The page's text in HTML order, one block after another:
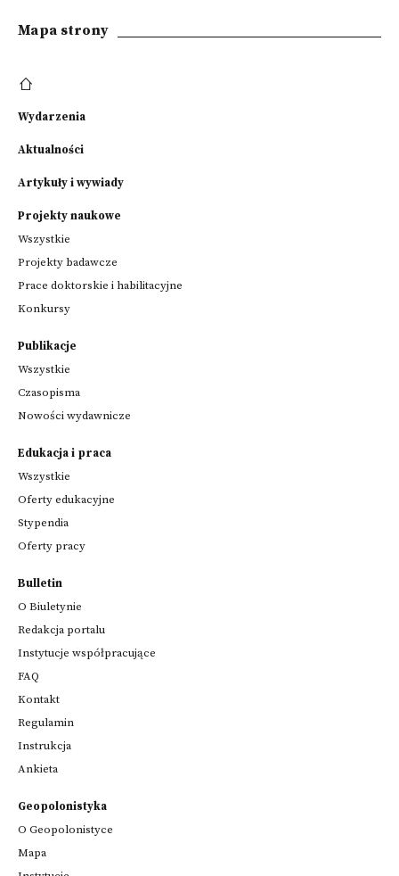
Mapa strony
Wydarzenia
Aktualności
Artykuły i wywiady
Projekty naukowe
Wszystkie
Projekty badawcze
Prace doktorskie i habilitacyjne
Konkursy
Publikacje
Wszystkie
Czasopisma
Nowości wydawnicze
Edukacja i praca
Wszystkie
Oferty edukacyjne
Stypendia
Oferty pracy
Bulletin
O Biuletynie
Redakcja portalu
Instytucje współpracujące
FAQ
Kontakt
Regulamin
Instrukcja
Ankieta
Geopolonistyka
O Geopolonistyce
Mapa